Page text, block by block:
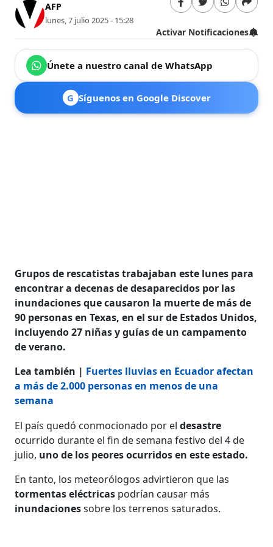
AFP
lunes, 7 julio 2025 - 15:28
Activar Notificaciones
Únete a nuestro canal de WhatsApp
G Síguenos en Google Discover
Grupos de rescatistas trabajaban este lunes para
encontrar a decenas de desaparecidos por las
inundaciones que causaron la muerte de más de
90 personas en Texas, en el sur de Estados Unidos,
incluyendo 27 niñas y guías de un campamento
de verano.
Lea también | Fuertes lluvias en Ecuador afectan
a más de 2.000 personas en menos de una
semana
El país quedó conmocionado por eldesastre
ocurrido durante el fin de semana festivo del 4 de
julio, uno de los peores ocurridos en este estado.
En tanto, los meteorólogos advirtieron que las
tormentas eléctricas podrían causar más
inundacionessobre los terrenos saturados.